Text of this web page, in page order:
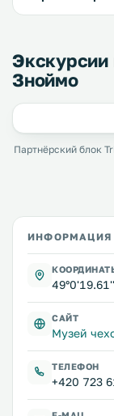
Экскурсии
Зноймо
Партнёрский блок
ИНФОРМАЦИЯ
САЙТ
Музей
ТЕЛЕФОН
+420 723